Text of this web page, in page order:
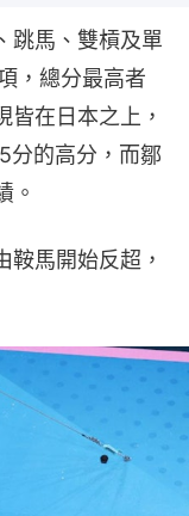
跳馬、雙槓及單
，總分最高者
皆在日本之上，
分的高分，而鄒
。
鞍馬開始反超，